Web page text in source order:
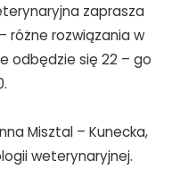
zaprasza
różne rozwiązania w
odbędzie się 22 – go
Misztal – Kunecka,
weterynaryjnej.